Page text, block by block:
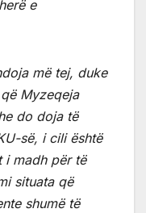
e
më tej, duke
Myzeqeja
do doja të
së, i cili është
i madh për të
situata që
shumë të